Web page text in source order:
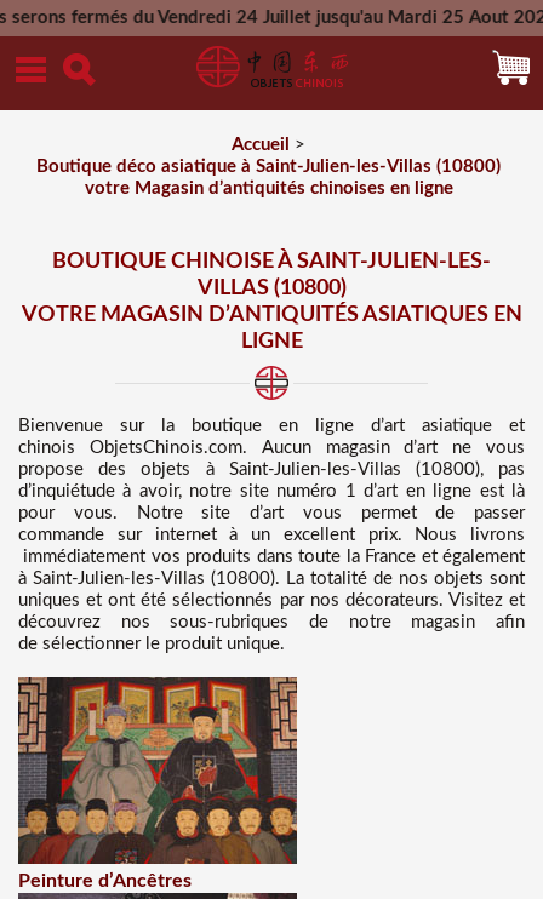
du Vendredi 24 Juillet jusqu'au Mardi 25 Aout 2026 -
Mercredi 26 Aout 2026
Accueil
>
Boutique déco asiatique à Saint-Julien-les-Villas (10800)
votre Magasin d’antiquités chinoises en ligne
BOUTIQUE CHINOISE À SAINT-JULIEN-LES-
VILLAS (10800)
VOTRE MAGASIN D’ANTIQUITÉS ASIATIQUES EN
LIGNE
Bienvenue sur
la boutique en ligne d’art asiatique et
chinois ObjetsChinois.com. Aucun magasin d’art ne vous
propose desobjets à Saint-Julien-les-Villas (10800), pas
d’inquiétude à avoir, notre site numéro 1 d’art en ligne est là
pour vous. Notre site d’art vous permet de passer
commande sur internet à un excellent prix. Nous
livrons
immédiatement vos produits dans toute la France et également
à Saint-Julien-les-Villas (10800). La totalité de nos objets sont
uniques et ont été sélectionnés par nos décorateurs. Visitez et
découvrez nos sous-rubriques de notre magasin afin
de sélectionner le produit unique.
Peinture d’Ancêtres